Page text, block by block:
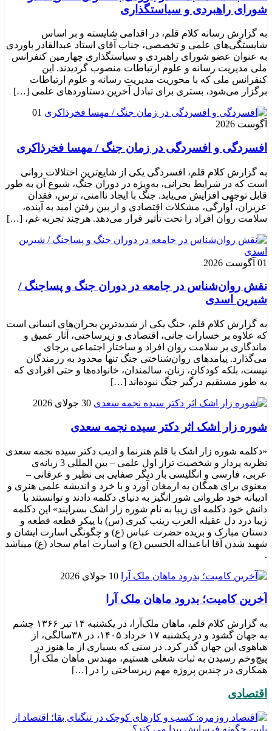
شورای راهبردی و سیاستگذاری
به گزارش رسانه کلام قلم، در اقدامی شایسته و بر اساس
شایستگی‌های علمی و تخصصی، جناب آقای استاد عبدالقادر باوردی
به عنوان عضو شورای راهبردی و سیاستگذاری چهارمین کنفرانس
ملی مدیریت رسانه و علوم ارتباطات منصوب گردیدند. این
کنفرانس ملی که با محوریت مدیریت رسانه و علوم ارتباطات
برگزار می‌شود، بستری برای تبادل آخرین دستاوردهای علمی […]
01
آگوست 2026
افسردگی و افسردگی در زمان جنگ / مهسا فخرذاکری
به گزارش کلام قلم، افسردگی یکی از شایع‌ترین اختلالات روانی
است که در شرایط بحرانی، به‌ویژه در دوران جنگ، شیوع آن به طور
قابل توجهی افزایش می‌یابد. جنگ با ایجاد ناامنی، ترس، فقدان
عزیزان، آوارگی، مشکلات اقتصادی و از بین رفتن امید به آینده،
سلامت روان افراد را تحت تأثیر قرار می‌دهد. هرچند تجربه غم، […]
01 آگوست 2026
نقش روان‌شناس در جامعه در دوران جنگ و پساجنگ /
شیرین اسدی
به گزارش کلام قلم، جنگ یکی از شدیدترین بحران‌های انسانی است
که علاوه بر خسارات جانی، اقتصادی و زیرساختی، آثار عمیق و
ماندگاری بر سلامت روان افراد و ساختار اجتماعی برجای
می‌گذارد. پیامدهای روان‌شناختی جنگ تنها محدود به رزمندگان
نیست، بلکه کودکان، زنان، سالمندان، خانواده‌ها و حتی افرادی که
به طور مستقیم درگیر جنگ نبوده‌اند […]
30 جولای 2026
شوره زار اشک اثر دکتر سیده نجمه سعدی
«دکلمه شوره زار اشک با قلم هنرنما و ادیب دکتر سیده نجمه سعدی
نظریه پرداز و شخصیت تراز اول علمی – بین المللی 3 زبانه‌ی
عربی، فارسی و انگلیسی بار دیگر صفایی بی نظیر و عرفانی –
معنوی برای همگان به ارمغان آورد و با خرد و اندیشه علمی هنری و
ادیبانه خود طرواتی شور انگیز به دنیای دکلمه دادند و توانستند با
دانش خود دکلمه ای زیبا به نام شوره زار اشک بسرایند» این دکلمه
زیبا درد دل عقیله العرب زینب کبری (س) با پیکر قطعه قطعه و
دستان مبارک و بریده حضرت عباس (ع) و چگونگی اسارت ایشان و
شهید شدن آقا اباعبداله الحسین (ع) و اسارت امام سجاد (ع) میباشد
.
10 جولای 2026
​آخرین کامیت؛ بدرود ماهان ملک آرا
به گزارش کلام قلم، ماهان ملک‌آرا، در یکشنبه ۱۴ تیر ۱۳۶۶ چشم
به جهان گشود و در یکشنبه ۱۷ خرداد ۱۴۰۵، در ۳۸سالگی، از
هیاهوی این جهان گذر کرد. در سنی که بسیاری از ما هنوز در
پیچ‌وخم رسیدن به ثبات شغلی هستیم، مهندس ماهان ملک آرا
همکاری در چندین پروژه مهم زیرساختی را در […]
اقتصادی